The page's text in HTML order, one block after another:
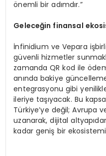
önemli bir adımdır.”
Geleceğin finansal
İnfinidium ve Vepara
güvenli hizmetler
zamanda QR kod ile
anında bakiye
entegrasyonu gibi
ileriye taşıyacak. Bu
Türkiye’ye değil; Avrupa
uzanarak, dijital
kadar geniş bir